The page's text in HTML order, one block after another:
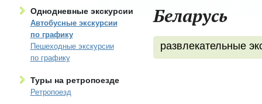
Однодневные экскурсии
Автобусные экскурсии
по графику
Пешеходные экскурсии
по графику
Туры на ретропоезде
Ретропоезд
Беларусь
развлекательные